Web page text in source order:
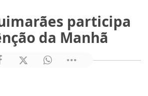
participa
da Manhã